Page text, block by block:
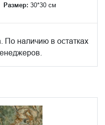
Размер: 30*30 см
По наличию в остатках